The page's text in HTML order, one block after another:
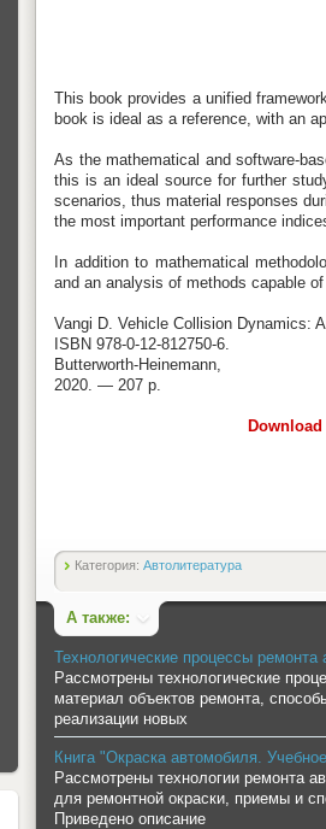
This book provides a unified
book is ideal as a reference, with an
As the mathematical and software-
this is an ideal source for further
scenarios, thus material responses
the most important performance
In addition to mathematical
and an analysis of methods capable
Vangi D. Vehicle Collision Dynamics:
ISBN 978-0-12-812750-6.
Butterworth-Heinemann,
2020. — 207 p.
Категория: Автолитература
А также:
Технологические процессы
Рассмотрены технологические
материал объектов ремонта,
реализации новых
Книга "Окраска автомобиля.
Рассмотрены технологии ремонта
для ремонтной окраски, приемы и
Приведено описание